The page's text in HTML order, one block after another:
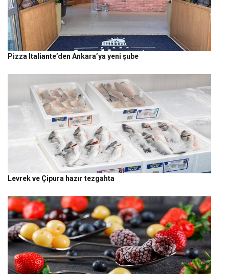
Pizza Italiante’den Ankara’ya yeni şube
Levrek ve Çipura hazır tezgahta